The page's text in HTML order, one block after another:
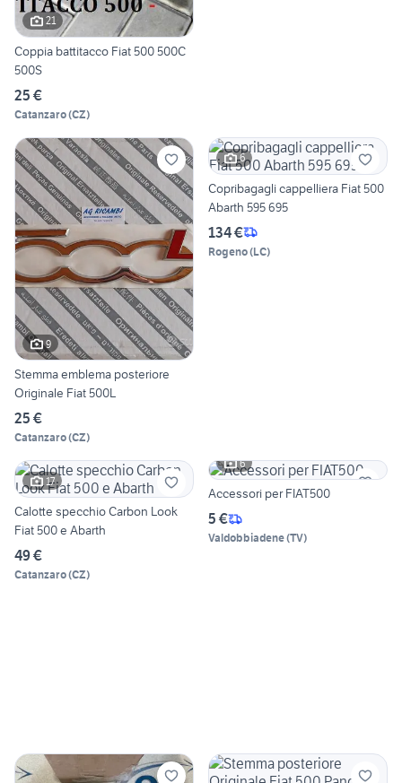
21
Coppia battitacco Fiat 500 500C
500S
25 €
Catanzaro(CZ)
9
Stemma emblema posteriore
Originale Fiat 500L
25 €
Catanzaro(CZ)
6
Copribagagli cappelliera Fiat 500
Abarth 595 695
134 €
Rogeno(LC)
17
Calotte specchio Carbon Look
Fiat 500 e Abarth
49 €
Catanzaro(CZ)
6
Accessori per FIAT500
5 €
Valdobbiadene(TV)